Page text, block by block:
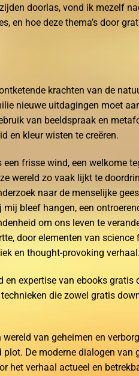
doorlas, vond ik mezelf
en hoe deze thema’s door
krachten van de
nieuwe uitdagingen moet
van beeldspraak en
en kleur wisten te creëren.
frisse wind, een welkome
wereld zo vaak lijkt te
naar de menselijke
bleef hangen, een
om ons leven te
door elementen van science
en thought-provoking verhaal.
en expertise van ebooks gratis
die zowel gratis
van geheimen en
De moderne dialogen van
het verhaal actueel en